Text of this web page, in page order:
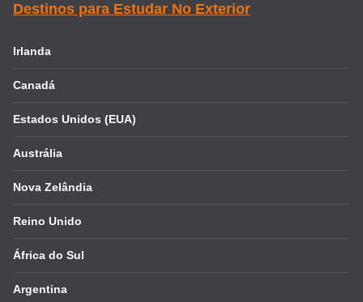
Destinos para Estudar No Exterior
Irlanda
Canadá
Estados Unidos (EUA)
Austrália
Nova Zelândia
Reino Unido
África do Sul
Argentina